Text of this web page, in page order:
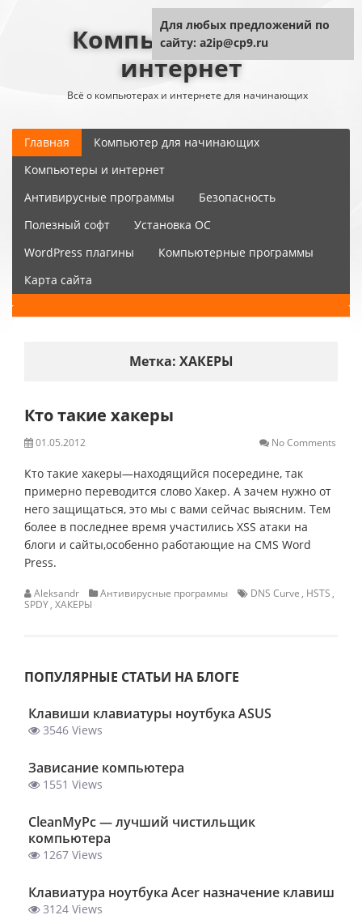
Компьютер плюс
интернет
Всё о компьютерах и интернете для начинающих
Главная
Компьютер для начинающих
Компьютеры и интернет
Антивирусные программы
Безопасность
Полезный софт
Установка ОС
WordPress плагины
Компьютерные программы
Карта сайта
Метка: ХАКЕРЫ
Кто такие хакеры
01.05.2012 No Comments
Кто такие хакеры—находящийся посередине, так
примерно переводится слово Хакер. А зачем нужно от
него защищаться, это мы с вами сейчас выясним. Тем
более в последнее время участились XSS атаки на
блоги и сайты,особенно работающие на CMS Word
Press.
Aleksandr Антивирусные программы DNS Curve , HSTS ,
SPDY, ХАКЕРЫ
ПОПУЛЯРНЫЕ СТАТЬИ НА БЛОГЕ
Клавиши клавиатуры ноутбука ASUS
3546 Views
Зависание компьютера
1551 Views
ClеanMyPc — лучший чистильщик
компьютера
1267 Views
Клавиатура ноутбука Acer назначение клавиш
3124 Views
Для любых предложений по
сайту: a2ip@cp9.ru